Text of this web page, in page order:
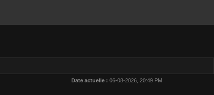
Date actuelle : 06-08-2026, 20:49 PM